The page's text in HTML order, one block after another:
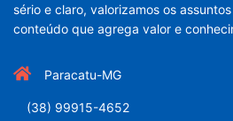
sério e claro, valorizamos os
conteúdo que agrega valor e
Paracatu-MG
(38) 99915-4652